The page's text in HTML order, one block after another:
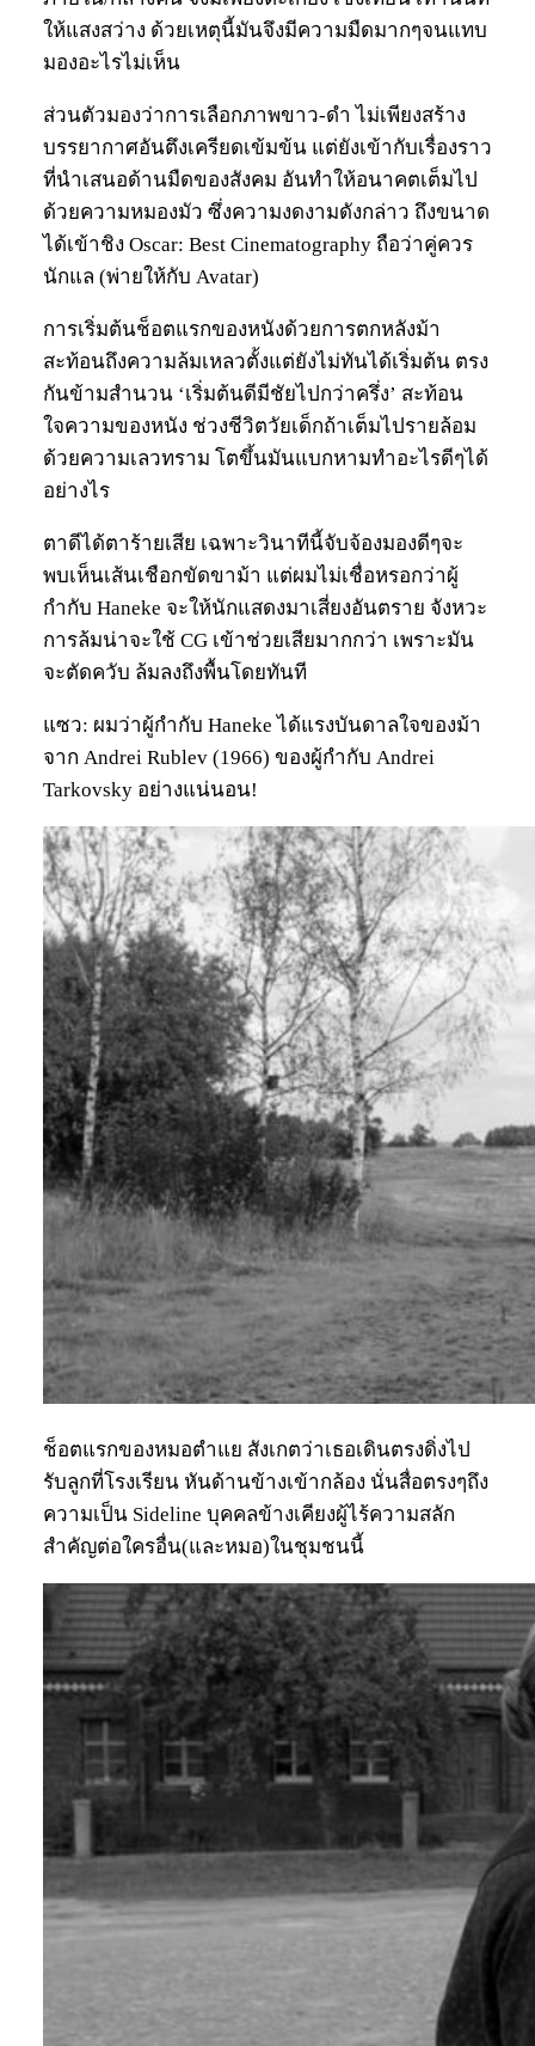
ให้แสงสว่าง ด้วยเหตุนี้มันจึงมีความมืดมากๆจนแทบ
มองอะไรไม่เห็น
ส่วนตัวมองว่าการเลือกภาพขาว-ดำ ไม่เพียงสร้าง
บรรยากาศอันตึงเครียดเข้มข้น แต่ยังเข้ากับเรื่องราว
ที่นำเสนอด้านมืดของสังคม อันทำให้อนาคตเต็มไป
ด้วยความหมองมัว ซึ่งความงดงามดังกล่าว ถึงขนาด
ได้เข้าชิง Oscar: Best Cinematography ถือว่าคู่ควร
นักแล (พ่ายให้กับ Avatar)
การเริ่มต้นช็อตแรกของหนังด้วยการตกหลังม้า
สะท้อนถึงความล้มเหลวตั้งแต่ยังไม่ทันได้เริ่มต้น ตรง
กันข้ามสำนวน ‘เริ่มต้นดีมีชัยไปกว่าครึ่ง’ สะท้อน
ใจความของหนัง ช่วงชีวิตวัยเด็กถ้าเต็มไปรายล้อม
ด้วยความเลวทราม โตขึ้นมันแบกหามทำอะไรดีๆได้
อย่างไร
ตาดีได้ตาร้ายเสีย เฉพาะวินาทีนี้จับจ้องมองดีๆจะ
พบเห็นเส้นเชือกขัดขาม้า แต่ผมไม่เชื่อหรอกว่าผู้
กำกับ Haneke จะให้นักแสดงมาเสี่ยงอันตราย จังหวะ
การล้มน่าจะใช้ CG เข้าช่วยเสียมากกว่า เพราะมัน
จะตัดควับ ล้มลงถึงพื้นโดยทันที
แซว: ผมว่าผู้กำกับ Haneke ได้แรงบันดาลใจของม้า
จาก Andrei Rublev (1966) ของผู้กำกับ Andrei
Tarkovsky อย่างแน่นอน!
ช็อตแรกของหมอตำแย สังเกตว่าเธอเดินตรงดิ่งไป
รับลูกที่โรงเรียน หันด้านข้างเข้ากล้อง นั่นสื่อตรงๆถึง
ความเป็น Sideline บุคคลข้างเคียงผู้ไร้ความสลัก
สำคัญต่อใครอื่น(และหมอ)ในชุมชนนี้